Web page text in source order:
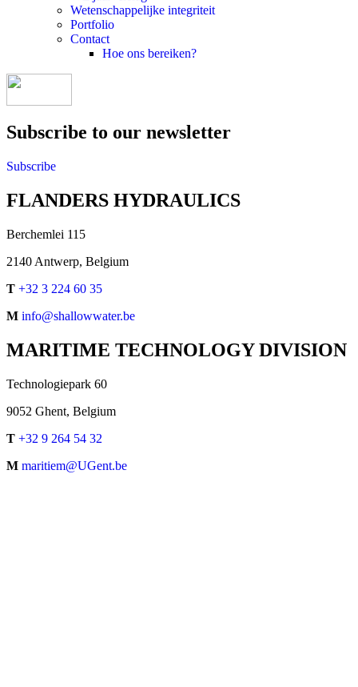
Wetenschappelijke integriteit
Portfolio
Contact
Hoe ons bereiken?
Subscribe to our newsletter
Subscribe
FLANDERS HYDRAULICS
Berchemlei 115
2140 Antwerp, Belgium
T +32 3 224 60 35
M info@shallowwater.be
MARITIME TECHNOLOGY DIVISION
Technologiepark 60
9052 Ghent, Belgium
T +32 9 264 54 32
M maritiem@UGent.be